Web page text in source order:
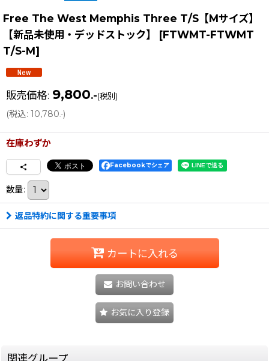
Free The West Memphis Three T/S【Mサイズ】
【新品未使用・デッドストック】
[FTWMT-FTWMT
T/S-M]
販売価格: 9,800.-(税別)
(税込: 10,780.-)
在庫わずか
Facebookでシェア
数量:
返品特約に関する重要事項
カートに入れる
お問い合わせ
お気に入り登録
関連グループ